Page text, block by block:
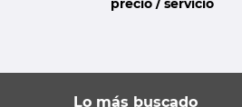
precio / servicio
Lo más buscado